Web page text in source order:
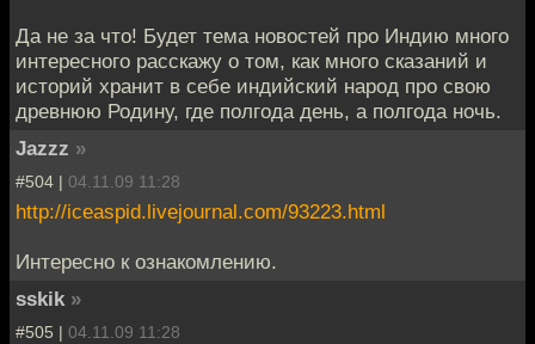
Да не за что! Будет тема новостей про Индию много
интересного расскажу о том, как много сказаний и
историй хранит в себе индийский народ про свою
древнюю Родину, где полгода день, а полгода ночь.
Jazzz »
#504 | 04.11.09 11:28
http://iceaspid.livejournal.com/93223.html
Интересно к ознакомлению.
sskik »
#505 | 04.11.09 11:28